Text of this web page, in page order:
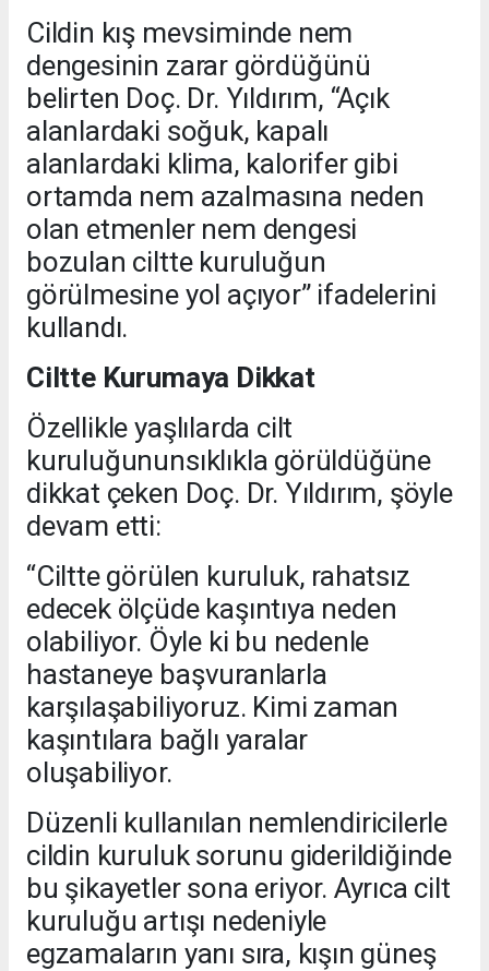
Cildin kış mevsiminde nem
dengesinin zarar gördüğünü
belirten Doç. Dr. Yıldırım, “Açık
alanlardaki soğuk, kapalı
alanlardaki klima, kalorifer gibi
ortamda nem azalmasına neden
olan etmenler nem dengesi
bozulan ciltte kuruluğun
görülmesine yol açıyor” ifadelerini
kullandı.
Ciltte Kurumaya Dikkat
Özellikle yaşlılarda cilt
kuruluğununsıklıkla görüldüğüne
dikkat çeken Doç. Dr. Yıldırım, şöyle
devam etti:
“Ciltte görülen kuruluk, rahatsız
edecek ölçüde kaşıntıya neden
olabiliyor. Öyle ki bu nedenle
hastaneye başvuranlarla
karşılaşabiliyoruz. Kimi zaman
kaşıntılara bağlı yaralar
oluşabiliyor.
Düzenli kullanılan nemlendiricilerle
cildin kuruluk sorunu giderildiğinde
bu şikayetler sona eriyor. Ayrıca cilt
kuruluğu artışı nedeniyle
egzamaların yanı sıra, kışın güneş